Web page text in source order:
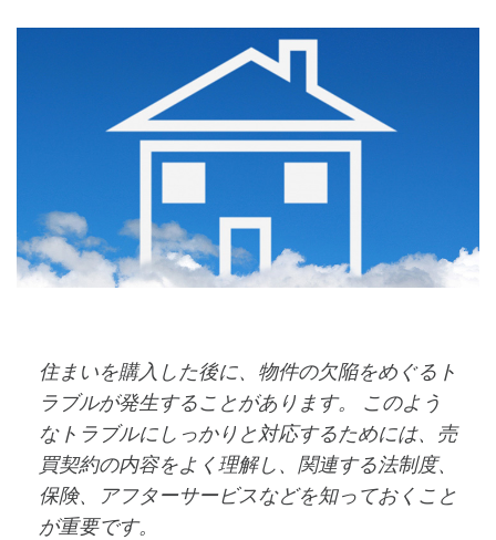
住まいを購入した後に、物件の欠陥をめぐるト
ラブルが発生することがあります。 このよう
なトラブルにしっかりと対応するためには、売
買契約の内容をよく理解し、関連する法制度、
保険、アフターサービスなどを知っておくこと
が重要です。